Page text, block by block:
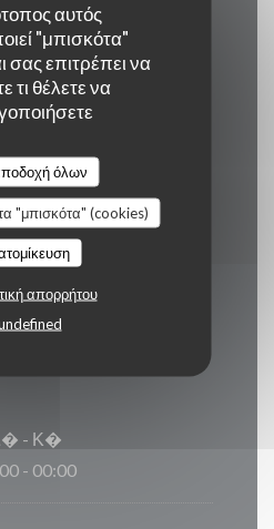
αυτός
"μπισκότα"
σας επιτρέπει να
τι θέλετε να
όλων
"μπισκότα" (cookies)
απορρήτου
fi, Κλιματισμός, ,
πρόσβαση
Visa, American
- Κ�
- 00:00